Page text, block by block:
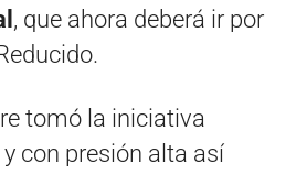
, que ahora deberá ir por
tomó la iniciativa
con presión alta así